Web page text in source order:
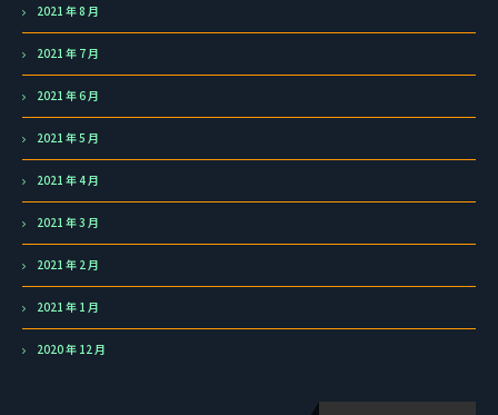
2021 年 8 月
2021 年 7 月
2021 年 6 月
2021 年 5 月
2021 年 4 月
2021 年 3 月
2021 年 2 月
2021 年 1 月
2020 年 12 月